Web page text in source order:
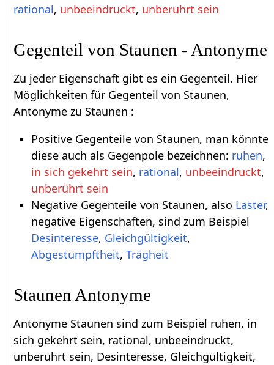
rational, unbeeindruckt, unberührt sein
Gegenteil von Staunen - Antonyme
Zu jeder Eigenschaft gibt es ein Gegenteil. Hier
Möglichkeiten für Gegenteil von Staunen,
Antonyme zu Staunen :
Positive Gegenteile von Staunen, man könnte
diese auch als Gegenpole bezeichnen: ruhen,
in sich gekehrt sein, rational, unbeeindruckt,
unberührt sein
Negative Gegenteile von Staunen, also Laster,
negative Eigenschaften, sind zum Beispiel
Desinteresse, Gleichgültigkeit,
Abgestumpftheit, Trägheit
Staunen Antonyme
Antonyme Staunen sind zum Beispiel ruhen, in
sich gekehrt sein, rational, unbeeindruckt,
unberührt sein, Desinteresse, Gleichgültigkeit,